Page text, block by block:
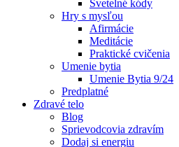
Svetelné kódy
Hry s mysľou
Afirmácie
Meditácie
Praktické cvičenia
Umenie bytia
Umenie Bytia 9/24
Predplatné
Zdravé telo
Blog
Sprievodcovia zdravím
Dodaj si energiu